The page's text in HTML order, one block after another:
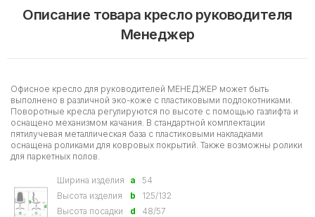
Описание товара кресло руководителя
Менеджер
Офисное кресло для руководителей МЕНЕДЖЕР может быть
выполнено в различной эко-коже с пластиковыми подлокотниками.
Поворотные кресла регулируются по высоте с помощью газлифта и
оснащено механизмом качания. В стандартной комплектации
пятилучевая металлическая база с пластиковыми накладками
оснащена роликами для ковровых покрытий. Также возможны ролики
для паркетных полов.
Ширина изделия a
54
Высота изделия
b
125/132
Высота посадки
d
48/57